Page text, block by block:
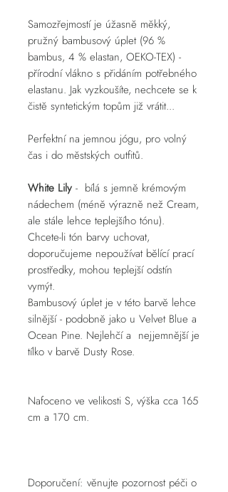
Samozřejmostí je úžasně měkký,
pružný bambusový úplet (96 %
bambus, 4 % elastan, OEKO-TEX) -
přírodní vlákno s přidáním potřebného
elastanu. Jak vyzkoušíte, nechcete se k
čistě syntetickým topům již vrátit...
Perfektní na jemnou jógu, pro volný
čas i do městských outfitů.
White Lily - bílá s jemně krémovým
nádechem (méně výrazně než Cream,
ale stále lehce teplejšího tónu).
Chcete-li tón barvy uchovat,
doporučujeme nepoužívat bělící prací
prostředky, mohou teplejší odstín
vymýt.
Bambusový úplet je v této barvě lehce
silnější - podobně jako u Velvet Blue a
Ocean Pine. Nejlehčí a nejjemnější je
tílko v barvě Dusty Rose.
Nafoceno ve velikosti S, výška cca 165
cm a 170 cm.
Doporučení: věnujte pozornost péči o